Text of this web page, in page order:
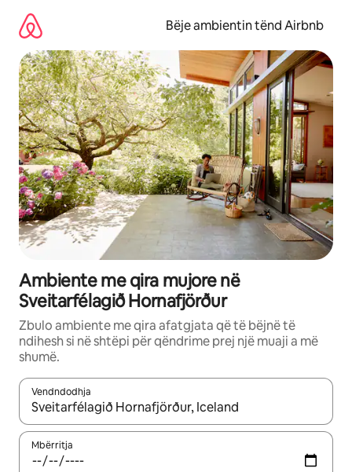
përmbajtja
Bëje ambientin tënd Airbnb
Ambiente me qira mujore në
Sveitarfélagið Hornafjörður
Zbulo ambiente me qira afatgjata që të bëjnë të
ndihesh si në shtëpi për qëndrime prej një muaji a më
shumë.
Vendndodhja
Kur rezultatet të jenë të disponueshme, lëviz me butonat e
Mbërritja